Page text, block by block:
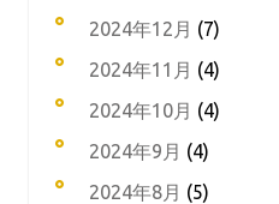
2024年12月 (7)
2024年11月 (4)
2024年10月 (4)
2024年9月 (4)
2024年8月 (5)